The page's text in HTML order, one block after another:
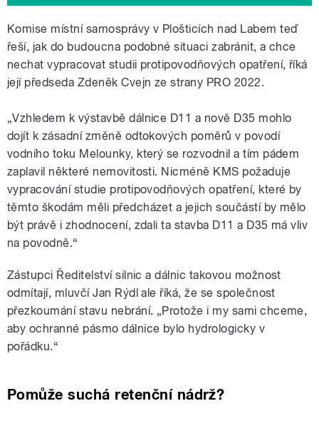
Komise místní samosprávy v Plošticích nad Labem teď
řeší, jak do budoucna podobné situaci zabránit, a chce
nechat vypracovat studii protipovodňových opatření, říká
její předseda Zdeněk Cvejn ze strany PRO 2022.
„Vzhledem k výstavbě dálnice D11 a nově D35 mohlo
dojít k zásadní změně odtokových poměrů v povodí
vodního toku Melounky, který se rozvodnil a tím pádem
zaplavil některé nemovitosti. Nicméně KMS požaduje
vypracování studie protipovodňových opatření, které by
těmto škodám měli předcházet a jejich součástí by mělo
být právě i zhodnocení, zdali ta stavba D11 a D35 má vliv
na povodně.“
Zástupci Ředitelství silnic a dálnic takovou možnost
odmítají, mluvčí Jan Rýdl ale říká, že se společnost
přezkoumání stavu nebrání. „Protože i my sami chceme,
aby ochranné pásmo dálnice bylo hydrologicky v
pořádku.“
Pomůže suchá retenční nádrž?